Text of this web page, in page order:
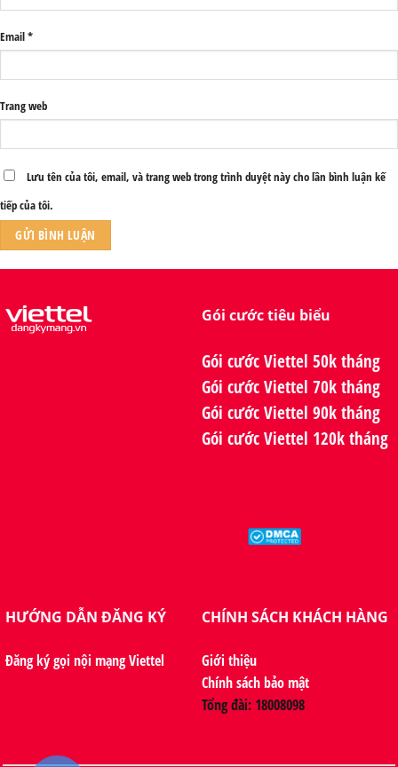
Email*
Trang web
Lưu tên của tôi, email, và trang web trong trình duyệt này cho lần bình luận kế
tiếp của tôi.
Gói cước tiêu biểu
Gói cước Viettel 50k tháng
Gói cước Viettel 70k tháng
Gói cước Viettel 90k tháng
Gói cước Viettel 120k tháng
HƯỚNG DẪN ĐĂNG KÝ
Đăng ký gọi nội mạng Viettel
CHÍNH SÁCH KHÁCH HÀNG
Giới thiệu
Chính sách bảo mật
Tổng đài: 18008098